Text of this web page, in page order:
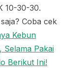
10-30-30.
Coba cek
Kebun
Selama Pakai
Berikut Ini!